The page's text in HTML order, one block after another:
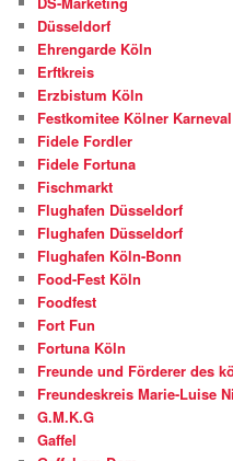
Düsseldorf
Ehrengarde Köln
Erftkreis
Erzbistum Köln
Festkomitee Kölner Karneval
Fidele Fordler
Fidele Fortuna
Fischmarkt
Flughafen Düsseldorf
Flughafen Düsseldorf
Flughafen Köln-Bonn
Food-Fest Köln
Foodfest
Fort Fun
Fortuna Köln
Freunde und Förderer des
Freundeskreis Marie-Luise
G.M.K.G
Gaffel